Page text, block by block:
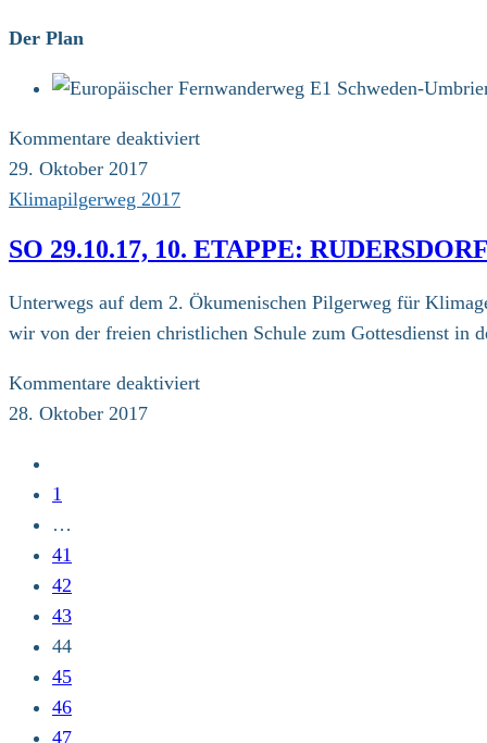
(19
Der Plan
Kommentare deaktiviertfür
Etappe:
Friesenhagen
29. Oktober 2017
Klimapilgerweg 2017
SO 29.10.17, 10. ETAPPE:
Unterwegs auf dem 2. Ökumenischen Pilgerweg für
wir von der freien christlichen Schule zum Gottesdienst in
Kommentare deaktiviertfür
28. Oktober 2017
vorherigen
Seite
1
…
41
42
43
44
45
46
47